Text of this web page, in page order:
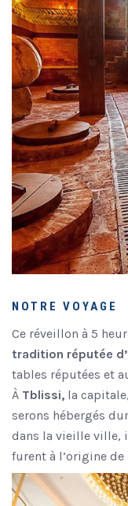
NOTRE VOYAGE
Ce réveillon à 5
tradition réputée
tables réputées et
À Tblissi, la
serons hébergés
dans la vieille ville,
furent à l’origine de